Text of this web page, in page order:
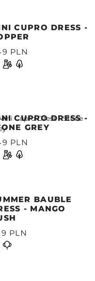
CUPRO DRESS -
PLN
CUPRO DRESS -
GREY
PLN
BAUBLE
- MANGO
PLN